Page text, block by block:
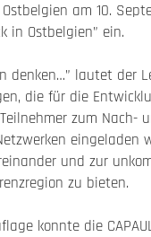
am 10.
in Ostbelgien” ein.
denken…” lautet der
die für die
zum Nach-
und zur
zu bieten.
konnte die